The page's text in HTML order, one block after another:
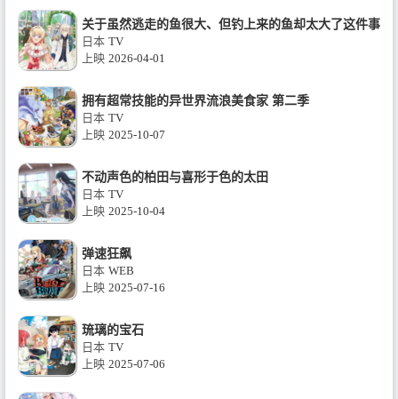
关于虽然逃走的鱼很大、但钓上来的鱼却太大了这件事
日本 TV
上映 2026-04-01
拥有超常技能的异世界流浪美食家 第二季
日本 TV
上映 2025-10-07
不动声色的柏田与喜形于色的太田
日本 TV
上映 2025-10-04
弹速狂飙
日本 WEB
上映 2025-07-16
琉璃的宝石
日本 TV
上映 2025-07-06